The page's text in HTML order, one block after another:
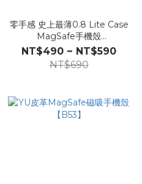
零手感 史上最薄0.8 Lite Case
MagSafe手機殼
Londonimg【D12】
NT$490 ~ NT$590
NT$690